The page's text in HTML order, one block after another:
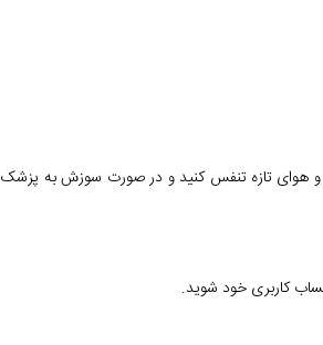
و هوای تازه تنفس کنید و در صورت سوزش به پزشک
کاربری خود شوید.